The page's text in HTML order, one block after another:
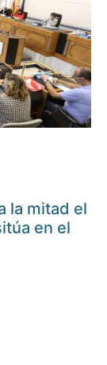
la mitad el
en el